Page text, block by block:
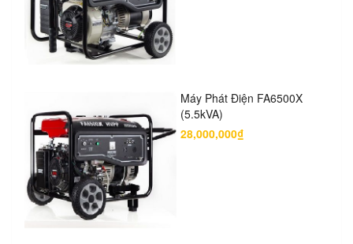
Máy Phát Điện FA6500X
(5.5kVA)
28,000,000₫